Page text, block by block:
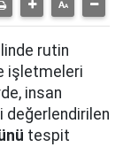
rutin
işletmeleri
insan
değerlendirilen
tespit